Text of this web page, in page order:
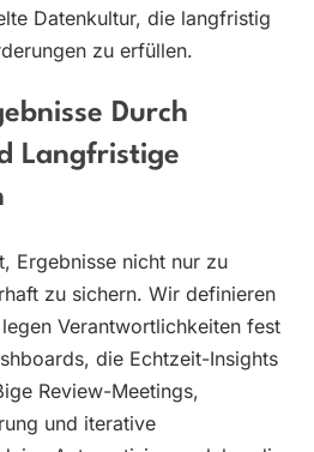
Datenkultur, die langfristig
zu erfüllen.
Durch
Langfristige
Ergebnisse nicht nur zu
zu sichern. Wir definieren
Verantwortlichkeiten fest
die Echtzeit-Insights
Review-Meetings,
und iterative